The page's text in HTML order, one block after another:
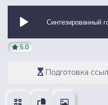
5.0
Подготовка